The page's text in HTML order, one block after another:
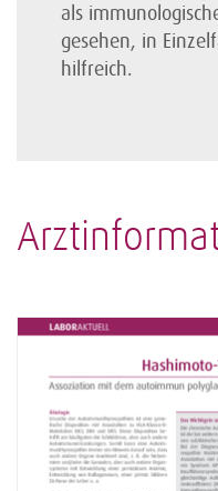
als
gesehen, in
hilfreich.